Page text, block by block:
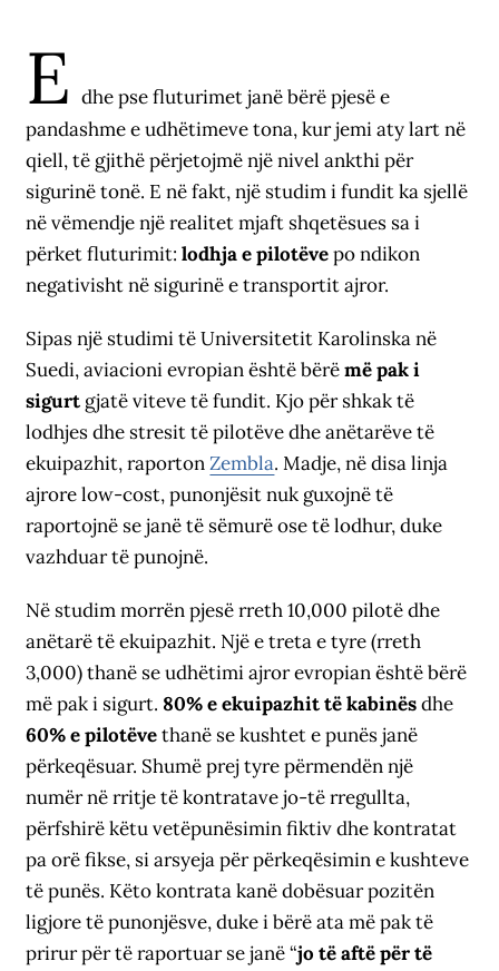
E dhe pse fluturimet janë bërë pjesë e
pandashme e udhëtimeve tona, kur jemi aty lart në
qiell, të gjithë përjetojmë një nivel ankthi për
sigurinë tonë. E në fakt, një studim i fundit ka sjellë
në vëmendje një realitet mjaft shqetësues sa i
përket fluturimit:lodhja e pilotëvepo ndikon
negativisht në sigurinë e transportit ajror.
Sipas një studimi të Universitetit Karolinska në
Suedi, aviacioni evropian është bërëmë pak i
sigurt gjatë viteve të fundit. Kjo për shkak të
lodhjes dhe stresit të pilotëve dhe anëtarëve të
ekuipazhit, raportonZembla. Madje, në disa linja
ajrore low-cost, punonjësit nuk guxojnë të
raportojnë se janë të sëmurë ose të lodhur, duke
vazhduar të punojnë.
Në studim morrën pjesë rreth 10,000 pilotë dhe
anëtarë të ekuipazhit. Një e treta e tyre (rreth
3,000) thanë se udhëtimi ajror evropian është bërë
më pak i sigurt. 80% e ekuipazhit të kabinësdhe
60% e pilotëvethanë se kushtet e punës janë
përkeqësuar. Shumë prej tyre përmendën një
numër në rritje të kontratave jo-të rregullta,
përfshirë këtu vetëpunësimin fiktiv dhe kontratat
pa orë fikse, si arsyeja për përkeqësimin e kushteve
të punës. Këto kontrata kanë dobësuar pozitën
ligjore të punonjësve, duke i bërë ata më pak të
prirur për të raportuar se janë “jo të aftë për të